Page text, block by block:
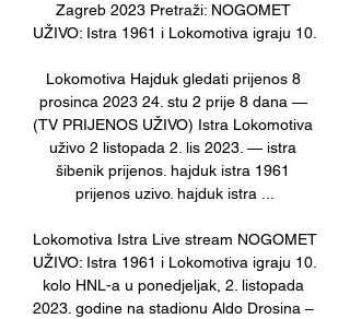
Zagreb 2023 Pretraži: NOGOMET
UŽIVO: Istra 1961 i Lokomotiva igraju 10.
Lokomotiva Hajduk gledati prijenos 8
prosinca 2023 24. stu 2 prije 8 dana —
(TV PRIJENOS UŽIVO) Istra Lokomotiva
uživo 2 listopada 2. lis 2023. — istra
šibenik prijenos. hajduk istra 1961
prijenos uzivo. hajduk istra ...
Lokomotiva Istra Live stream NOGOMET
UŽIVO: Istra 1961 i Lokomotiva igraju 10.
kolo HNL-a u ponedjeljak, 2. listopada
2023. godine na stadionu Aldo Drosina –